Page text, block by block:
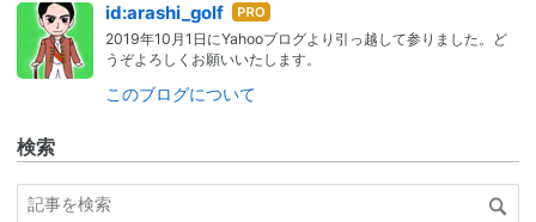
id:arashi_golf はて
なブ
ログ
2019年10月1日にYahooブログより引っ越して参りました。ど
うぞよろしくお願いいたします。
このブログについて
検索